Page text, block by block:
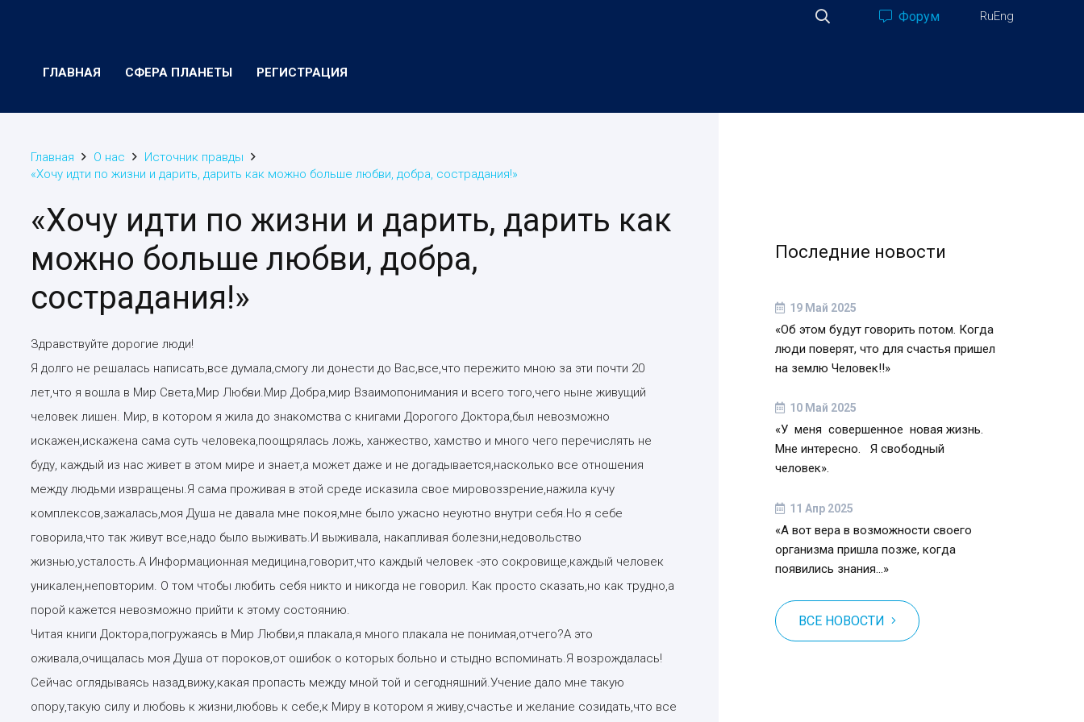
Форум RuEng
ГЛАВНАЯ СФЕРА ПЛАНЕТЫ РЕГИСТРАЦИЯ
Главная О нас
Источник правды
«Хочу идти по жизни и дарить, дарить как можно больше любви, добра, сострадания!»
«Хочу идти по жизни и дарить, дарить как
можно больше любви, добра,
сострадания!»
Здравствуйте дорогие люди!
Я долго не решалась написать,все думала,смогу ли донести до Вас,все,что пережито мною за эти почти 20
лет,что я вошла в Мир Света,Мир Любви.Мир Добра,мир Взаимопонимания и всего того,чего ныне живущий
человек лишен. Мир, в котором я жила до знакомства с книгами Дорогого Доктора,был невозможно
искажен,искажена сама суть человека,поощрялась ложь, ханжество, хамство и много чего перечислять не
буду, каждый из нас живет в этом мире и знает,а может даже и не догадывается,насколько все отношения
между людьми извращены.Я сама проживая в этой среде исказила свое мировоззрение,нажила кучу
комплексов,зажалась,моя Душа не давала мне покоя,мне было ужасно неуютно внутри себя.Но я себе
говорила,что так живут все,надо было выживать.И выживала, накапливая болезни,недовольство
жизнью,усталость.А Информационная медицина,говорит,что каждый человек -это сокровище,каждый человек
уникален,неповторим. О том чтобы любить себя никто и никогда не говорил. Как просто сказать,но как трудно,а
порой кажется невозможно прийти к этому состоянию.
Читая книги Доктора,погружаясь в Мир Любви,я плакала,я много плакала не понимая,отчего?А это
оживала,очищалась моя Душа от пороков,от ошибок о которых больно и стыдно вспоминать.Я возрождалась!
Сейчас оглядываясь назад,вижу,какая пропасть между мной той и сегодняшний.Учение дало мне такую
опору,такую силу и любовь к жизни,любовь к себе,к Миру в котором я живу,счастье и желание созидать,что все
Последние новости
19 Май 2025
«Об этом будут говорить потом. Когда
люди поверят, что для счастья пришел
на землю Человек!!»
10 Май 2025
«У меня совершенное новая жизнь.
Мне интересно. Я свободный
человек».
11 Апр 2025
«А вот вера в возможности своего
организма пришла позже, когда
появились знания…»
ВСЕ НОВОСТИ